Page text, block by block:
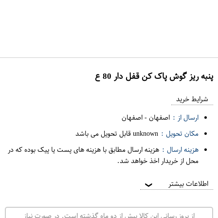
پنبه ريز گوش پاک کن قفل دار 80 ع
ف
ر
ت
شرایط خرید
ارسال از : اصفهان-اصفهان
مکان تحویل : unknown قابل تحویل می باشد
هزینه ارسال : هزینه ارسال مطابق با هزینه های پست یا پیک بوده که در
محل از خریدار اخذ خواهد شد.
اطلاعات بیشتر ❯